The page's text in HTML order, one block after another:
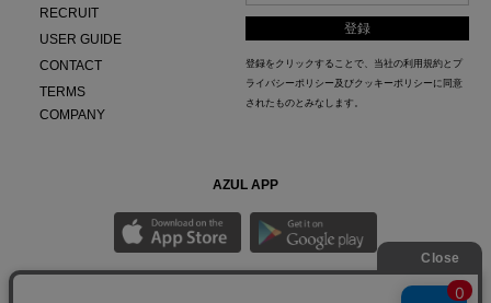
RECRUIT
USER GUIDE
CONTACT
TERMS
COMPANY
登録をクリックすることで、当社の利用規約 と プ
ライバシーポリシー及びクッキーポリシー に同意
されたものとみなします。
AZUL APP
最新ニュースやスタイリング紹介までAZUL BY MOUSSYのお得な情報がいち早くチェック